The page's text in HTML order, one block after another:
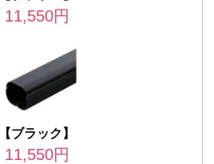
11,550円
【ブラック】
11,550円